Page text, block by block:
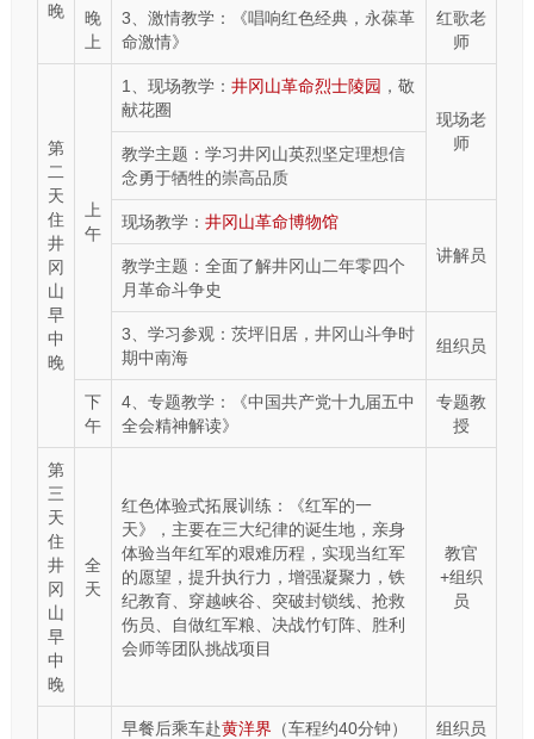
晚
晚
上
3、激情教学：《唱响红色经典，永葆革
命激情》
红歌老
师
第
二
天
住
井
冈
山
早
中
晚
上
午
1、现场教学： 井冈山革命烈士陵园 ，敬
献花圈
现场老
师
教学主题：学习井冈山英烈坚定理想信
念勇于牺牲的崇高品质
现场教学： 井冈山革命博物馆
讲解员
教学主题：全面了解井冈山二年零四个
月革命斗争史
3、学习参观：茨坪旧居，井冈山斗争时
期中南海
组织员
下
午
4、专题教学：《中国共产党十九届五中
全会精神解读》
专题教
授
第
三
天
住
井
冈
山
早
中
晚
全
天
红色体验式拓展训练：《红军的一
天》，主要在三大纪律的诞生地，亲身
体验当年红军的艰难历程，实现当红军
的愿望，提升执行力，增强凝聚力，铁
纪教育、穿越峡谷、突破封锁线、抢救
伤员、自做红军粮、决战竹钉阵、胜利
会师等团队挑战项目
教官
+组织
员
早餐后乘车赴黄洋界 （车程约40分钟） 组织员